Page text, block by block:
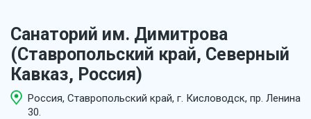
Санаторий им. Димитрова
(Ставропольский край, Северный
Кавказ, Россия)
Россия, Ставропольский край, г. Кисловодск, пр. Ленина
30.